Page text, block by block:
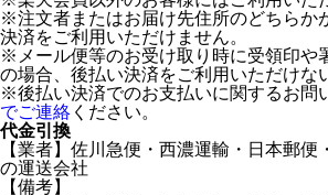
※注文者またはお届け先住所のどちらか
決済をご利用いただけません。
※メール便等のお受け取り時に受領印や
の場合、後払い決済をご利用いただけな
※後払い決済でのお支払いに関するお問
でご連絡 ください。
代金引換
【業者】佐川急便・西濃運輸・日本郵
の運送会社
【備考】